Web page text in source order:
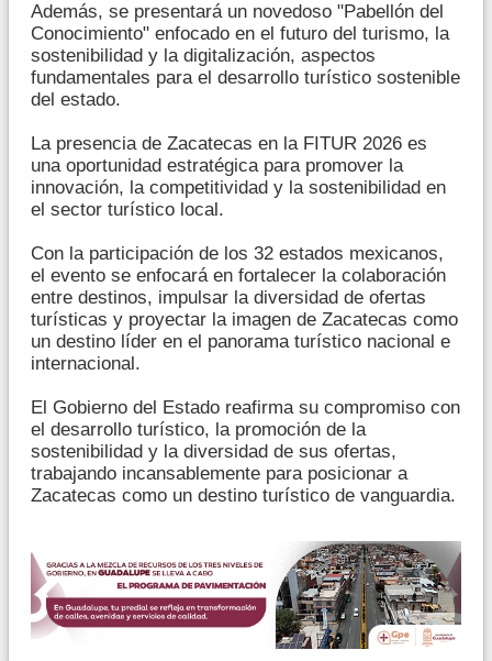
Además, se presentará un novedoso "Pabellón del
Conocimiento" enfocado en el futuro del turismo, la
sostenibilidad y la digitalización, aspectos
fundamentales para el desarrollo turístico sostenible
del estado.
La presencia de Zacatecas en la FITUR 2026 es
una oportunidad estratégica para promover la
innovación, la competitividad y la sostenibilidad en
el sector turístico local.
Con la participación de los 32 estados mexicanos,
el evento se enfocará en fortalecer la colaboración
entre destinos, impulsar la diversidad de ofertas
turísticas y proyectar la imagen de Zacatecas como
un destino líder en el panorama turístico nacional e
internacional.
El Gobierno del Estado reafirma su compromiso con
el desarrollo turístico, la promoción de la
sostenibilidad y la diversidad de sus ofertas,
trabajando incansablemente para posicionar a
Zacatecas como un destino turístico de vanguardia.